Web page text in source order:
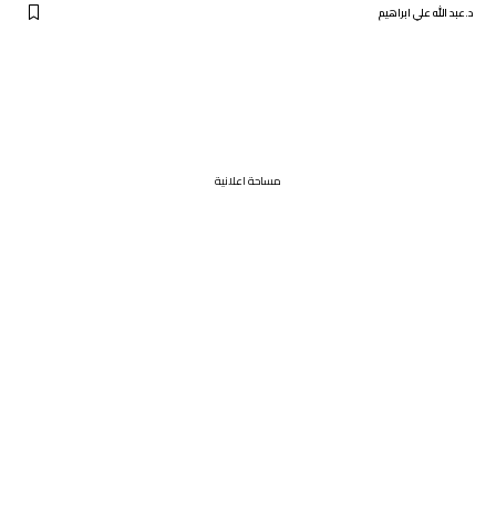
د.عبد الله علي ابراهيم
مساحة اعلانية